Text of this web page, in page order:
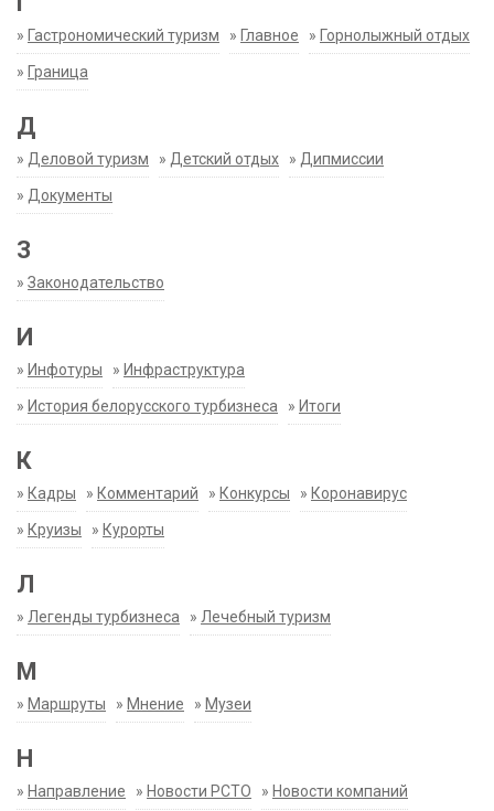
» Гастрономический туризм » Главное » Горнолыжный отдых
» Граница
Д
» Деловой туризм » Детский отдых » Дипмиссии
» Документы
З
» Законодательство
И
» Инфотуры » Инфраструктура
» История белорусского турбизнеса » Итоги
К
» Кадры » Комментарий » Конкурсы » Коронавирус
» Круизы » Курорты
Л
» Легенды турбизнеса » Лечебный туризм
М
» Маршруты » Мнение » Музеи
Н
» Направление » Новости РСТО » Новости компаний